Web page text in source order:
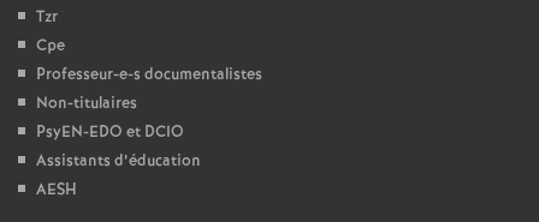
Tzr
Cpe
Professeur-e-s documentalistes
Non-titulaires
PsyEN-EDO et DCIO
Assistants d’éducation
AESH